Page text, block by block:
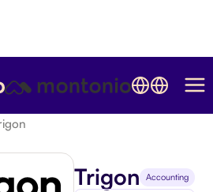
Trigon Accounting